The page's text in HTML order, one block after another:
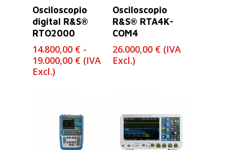
Seleccionar
Opciones
Osciloscopio
digital R&S®
RTO2000
14.800,00 € -
19.000,00 €Rango
hasta
19.000,00 €
(IVA
Excl.)
Leer Más
Osciloscopio
R&S® RTA4K-
COM4
26.000,00 € (IVA
Excl.)